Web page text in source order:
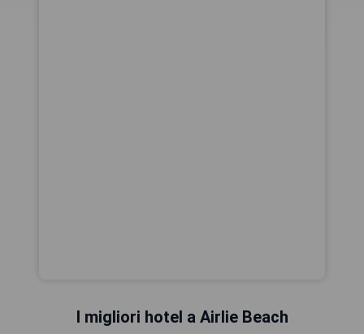
I migliori hotel a Airlie Beach